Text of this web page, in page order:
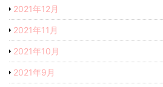
2021年12月
2021年11月
2021年10月
2021年9月